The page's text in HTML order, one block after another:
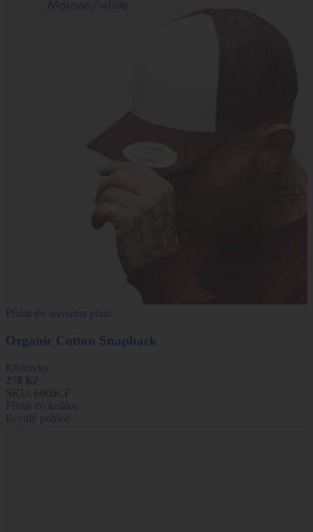
Přidat do seznamu přání
Organic Cotton Snapback
Kšiltovky
SKU: 6606CF
Přidat do košíku
Rychlý pohled